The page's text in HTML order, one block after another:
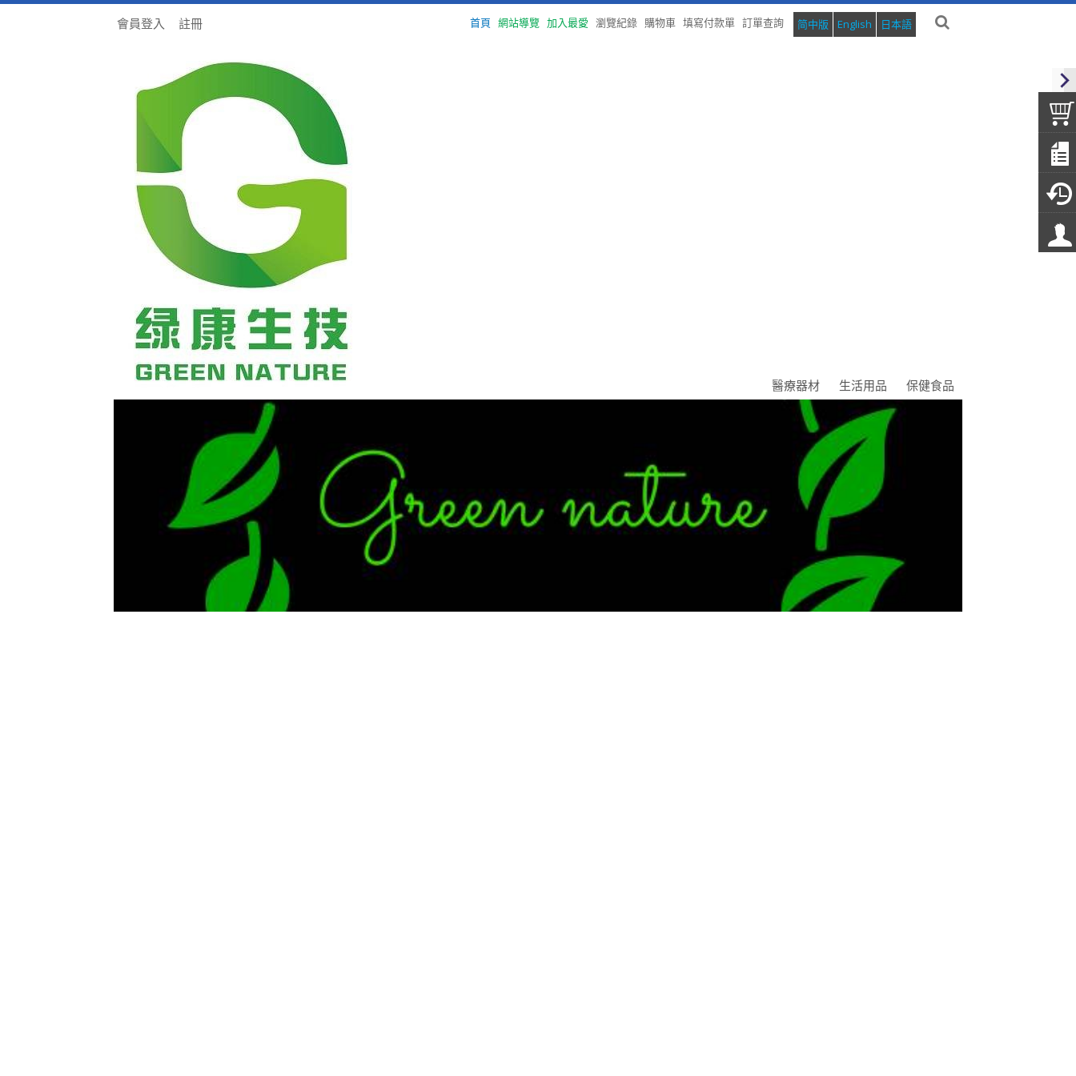
首頁 網站導覽 加入最愛 简中版 English 日本語
瀏覽紀錄 購物車 填寫付款單 訂單查詢
會員登入 註冊
醫療器材 生活用品 保健食品